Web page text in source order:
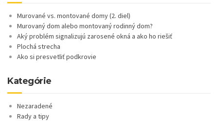
Murované vs. montované domy (2. diel)
Murovaný dom alebo montovaný rodinný dom?
Aký problém signalizujú zarosené okná a ako ho riešiť
Plochá strecha
Ako si presvetliť podkrovie
Kategórie
Nezaradené
Rady a tipy